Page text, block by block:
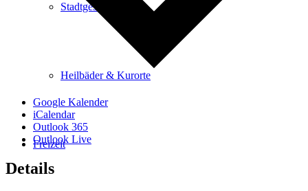
Stadtgeschichte
Heilbäder & Kurorte
Freizeit
Google Kalender
iCalendar
Outlook 365
Outlook Live
Details